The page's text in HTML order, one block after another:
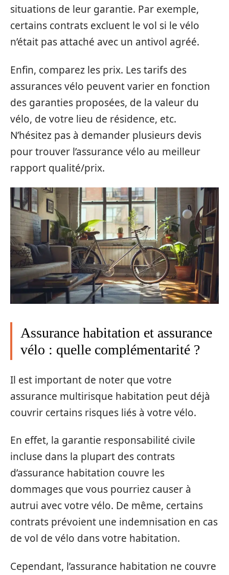
situations de leur garantie. Par exemple,
certains contrats excluent le vol si le vélo
n’était pas attaché avec un antivol agréé.
Enfin, comparez les prix. Les tarifs des
assurances vélo peuvent varier en fonction
des garanties proposées, de la valeur du
vélo, de votre lieu de résidence, etc.
N’hésitez pas à demander plusieurs devis
pour trouver l’assurance vélo au meilleur
rapport qualité/prix.
Assurance habitation et assurance
vélo : quelle complémentarité ?
Il est important de noter que votre
assurance multirisque habitation peut déjà
couvrir certains risques liés à votre vélo.
En effet, la garantie responsabilité civile
incluse dans la plupart des contrats
d’assurance habitation couvre les
dommages que vous pourriez causer à
autrui avec votre vélo. De même, certains
contrats prévoient une indemnisation en cas
de vol de vélo dans votre habitation.
Cependant, l’assurance habitation ne couvre